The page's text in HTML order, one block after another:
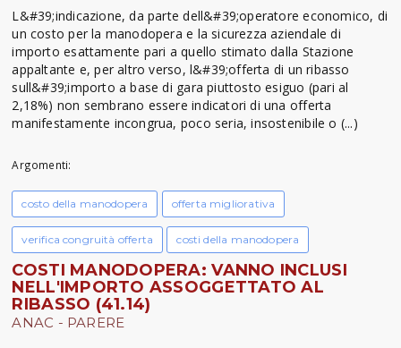
L&#39;indicazione, da parte dell&#39;operatore economico, di
un costo per la manodopera e la sicurezza aziendale di
importo esattamente pari a quello stimato dalla Stazione
appaltante e, per altro verso, l&#39;offerta di un ribasso
sull&#39;importo a base di gara piuttosto esiguo (pari al
2,18%) non sembrano essere indicatori di una offerta
manifestamente incongrua, poco seria, insostenibile o (...)
Argomenti:
costo della manodopera offerta migliorativa
verifica congruità offerta costi della manodopera
COSTI MANODOPERA: VANNO INCLUSI
NELL'IMPORTO ASSOGGETTATO AL
RIBASSO (41.14)
ANAC - PARERE